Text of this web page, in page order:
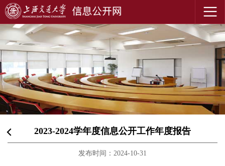
2023-2024学年度信息公开工作年度报告
发布时间：2024-10-31